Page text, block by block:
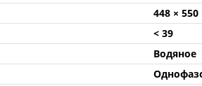
448 × 550
< 39
Водяное